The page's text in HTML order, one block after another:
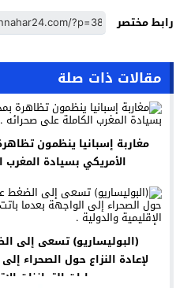
رابط مختصر
مقالات ذات صلة
مغاربة إسبانيا ينظمون
الأمريكي بسيادة المغرب
(البوليساريو) تسعى إلى
لإعادة النزاع حول الصحراء
حسابات التوازنات